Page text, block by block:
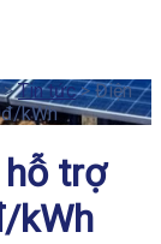
>Tin tức>Điện
kWh
trợ
kWh